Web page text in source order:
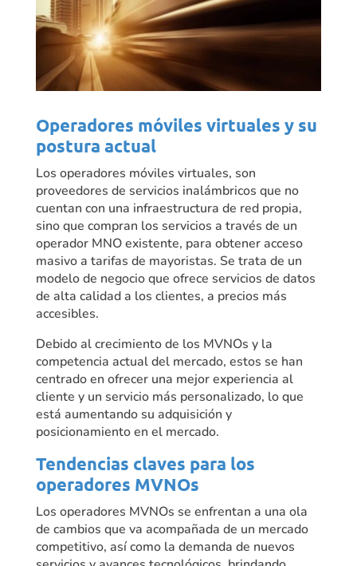
Operadores móviles virtuales y su
postura actual
Los operadores móviles virtuales, son
proveedores de servicios inalámbricos que no
cuentan con una infraestructura de red propia,
sino que compran los servicios a través de un
operador MNO existente, para obtener acceso
masivo a tarifas de mayoristas. Se trata de un
modelo de negocio que ofrece servicios de datos
de alta calidad a los clientes, a precios más
accesibles.
Debido al crecimiento de los MVNOs y la
competencia actual del mercado, estos se han
centrado en ofrecer una mejor experiencia al
cliente y un servicio más personalizado, lo que
está aumentando su adquisición y
posicionamiento en el mercado.
Tendencias claves para los
operadores MVNOs
Los operadores MVNOs se enfrentan a una ola
de cambios que va acompañada de un mercado
competitivo, así como la demanda de nuevos